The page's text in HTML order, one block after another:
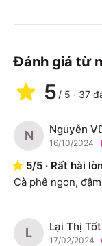
Đánh giá từ
5 / 5 · 37
N Nguyễn
16/10/2024
5/5 · Rất hài
Cà phê ngon,
L Lại Thị Tốt
17/02/2024